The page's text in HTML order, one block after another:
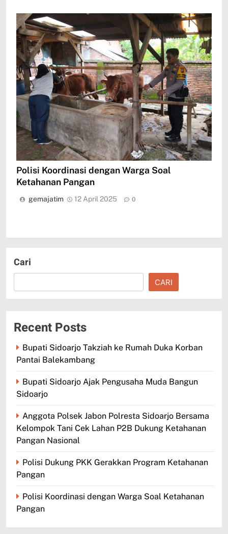
Polisi Koordinasi dengan Warga Soal
Ketahanan Pangan
gemajatim 12 April 2025 0
Cari
CARI
Recent Posts
Bupati Sidoarjo Takziah ke Rumah Duka Korban
Pantai Balekambang
Bupati Sidoarjo Ajak Pengusaha Muda Bangun
Sidoarjo
Anggota Polsek Jabon Polresta Sidoarjo Bersama
Kelompok Tani Cek Lahan P2B Dukung Ketahanan
Pangan Nasional
Polisi Dukung PKK Gerakkan Program Ketahanan
Pangan
Polisi Koordinasi dengan Warga Soal Ketahanan
Pangan